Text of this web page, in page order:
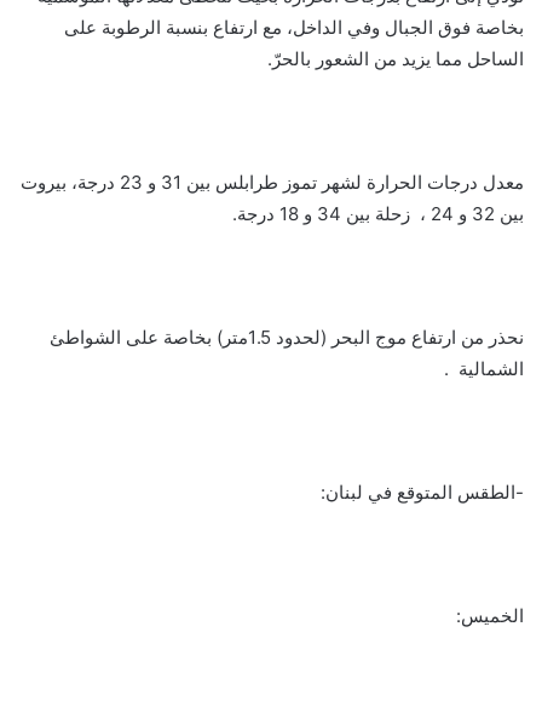
بخاصة فوق الجبال وفي الداخل، مع ارتفاع بنسبة الرطوبة على
الساحل مما يزيد من الشعور بالحرّ.
معدل درجات الحرارة لشهر تموز طرابلس بين 31 و 23 درجة، بيروت
بين 32 و 24 ، زحلة بين 34 و 18 درجة.
نحذر من ارتفاع موج البحر (لحدود 1.5متر) بخاصة على الشواطئ
الشمالية .
-الطقس المتوقع في لبنان:
الخميس: